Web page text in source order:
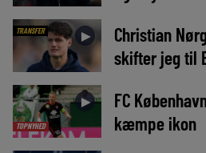
TRANSFER ►
Christian
skifter jeg til
TOPNYHED
►
FC
kæmpe ikon